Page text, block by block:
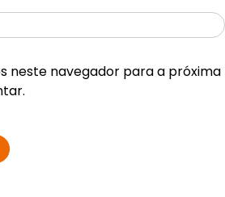
neste navegador para a próxima